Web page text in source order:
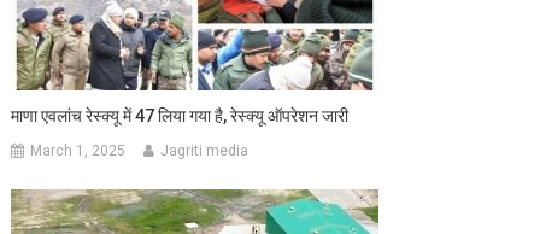
माणा एवलांच रेस्क्यू में 47 लिया गया है, रेस्क्यू ऑपरेशन जारी
March 1, 2025 Jagriti media